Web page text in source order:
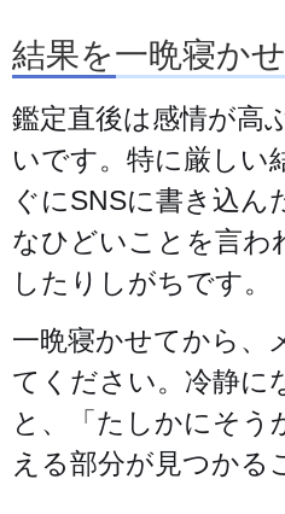
結果を一晩寝か
鑑定直後は感情が高
いです。特に厳しい
ぐにSNSに書き込ん
なひどいことを言わ
したりしがちです。
一晩寝かせてから、
てください。冷静に
と、「たしかにそう
える部分が見つかる